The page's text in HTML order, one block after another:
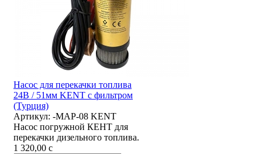
Насос для перекачки топлива
24В / 51мм KENT с фильтром
(Турция)
Артикул: -MAP-08 KENT
Насос погружной КЕНТ для
перекачки дизельного топлива.
1 320,00 c